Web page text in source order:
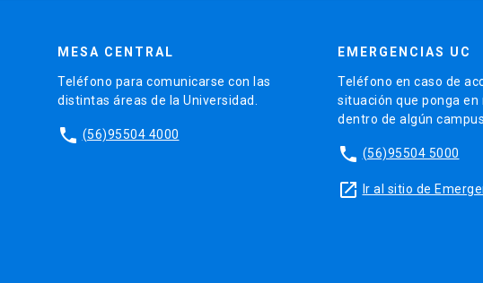
MESA CENTRAL
Teléfono para comunicarse con las
distintas áreas de la Universidad.
phone (56)95504 4000
EMERGENCIAS UC
Teléfono en caso de
situación que ponga en
dentro de algún campus.
phone (56)95504 5000
launch Ir al sitio de